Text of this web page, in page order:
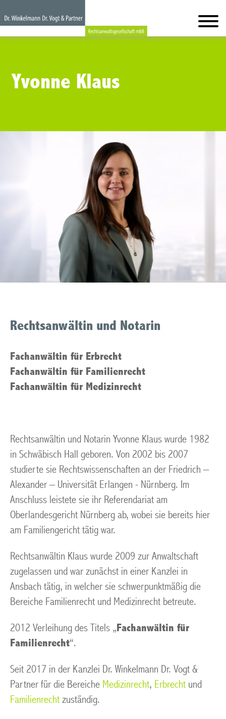
Yvonne Klaus
Rechtsanwältin und Notarin
Fachanwältin für Erbrecht
Fachanwältin für Familienrecht
Fachanwältin für Medizinrecht
Rechtsanwältin und Notarin Yvonne Klaus wurde 1982
in Schwäbisch Hall geboren. Von 2002 bis 2007
studierte sie Rechtswissenschaften an der Friedrich –
Alexander – Universität Erlangen - Nürnberg. Im
Anschluss leistete sie ihr Referendariat am
Oberlandesgericht Nürnberg ab, wobei sie bereits hier
am Familiengericht tätig war.
Rechtsanwältin Klaus wurde 2009 zur Anwaltschaft
zugelassen und war zunächst in einer Kanzlei in
Ansbach tätig, in welcher sie schwerpunktmäßig die
Bereiche Familienrecht und Medizinrecht betreute.
2012 Verleihung des Titels „Fachanwältin für
Familienrecht“.
Seit 2017 in der Kanzlei Dr. Winkelmann Dr. Vogt &
Partner für die Bereiche Medizinrecht, Erbrecht und
Familienrecht zuständig.